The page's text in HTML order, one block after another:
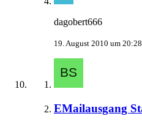
dagobert666
19. August 2010 um 20:28
EMailausgang